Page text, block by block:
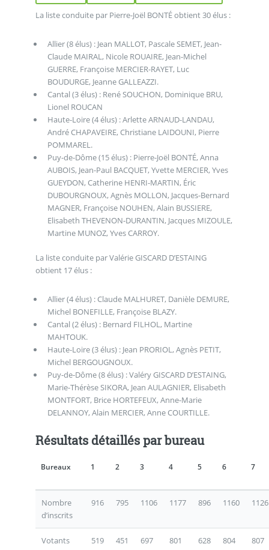
La liste conduite par Pierre-Joël BONTÉ obtient 30 élus :
Allier (8 élus) : Jean MALLOT, Pascale SEMET, Jean-
Claude MAIRAL, Nicole ROUAIRE, Jean-Michel
GUERRE, Françoise MERCIER-RAYET, Luc
BOUDURGE, Jeanne GALLEAZZI.
Cantal (3 élus) : René SOUCHON, Dominique BRU,
Lionel ROUCAN
Haute-Loire (4 élus) : Arlette ARNAUD-LANDAU,
André CHAPAVEIRE, Christiane LAIDOUNI, Pierre
POMMAREL.
Puy-de-Dôme (15 élus) : Pierre-Joël BONTÉ, Anna
AUBOIS, Jean-Paul BACQUET, Yvette MERCIER, Yves
GUEYDON, Catherine HENRI-MARTIN, Éric
DUBOURGNOUX, Agnès MOLLON, Jacques-Bernard
MAGNER, Françoise NOUHEN, Alain BUSSIERE,
Elisabeth THEVENON-DURANTIN, Jacques MIZOULE,
Martine MUNOZ, Yves CARROY.
La liste conduite par Valérie GISCARD D’ESTAING
obtient 17 élus :
Allier (4 élus) : Claude MALHURET, Danièle DEMURE,
Michel BONEFILLE, Françoise BLAZY.
Cantal (2 élus) : Bernard FILHOL, Martine
MAHTOUK.
Haute-Loire (3 élus) : Jean PRORIOL, Agnès PETIT,
Michel BERGOUGNOUX.
Puy-de-Dôme (8 élus) : Valéry GISCARD D’ESTAING,
Marie-Thérèse SIKORA, Jean AULAGNIER, Elisabeth
MONTFORT, Brice HORTEFEUX, Anne-Marie
DELANNOY, Alain MERCIER, Anne COURTILLE.
Résultats détaillés par bureau
Bureaux 1 2 3 4 5 6 7
Nombre
d’inscrits
916 795 1106 1177 896 1160 1126
Votants 519 451 697 801 628 804 807